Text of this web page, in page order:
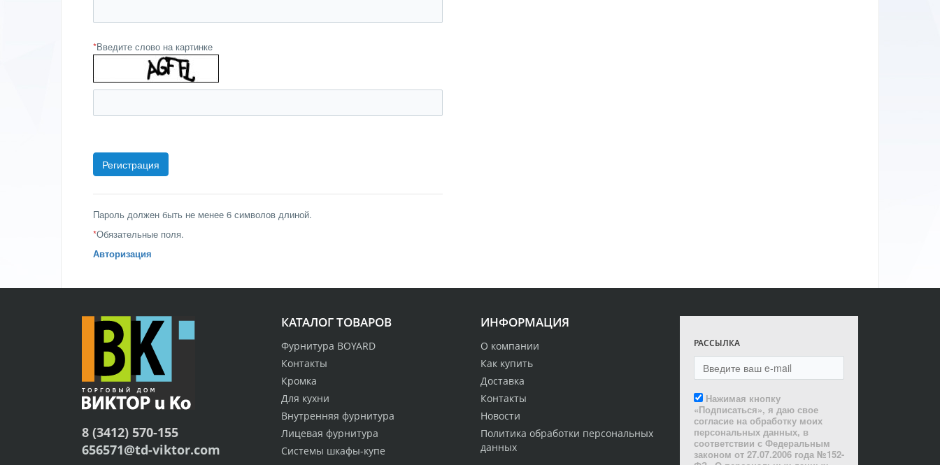
*Введите слово на картинке
Пароль должен быть не менее 6 символов длиной.
*Обязательные поля.
Авторизация
ИНФОРМАЦИЯ
О компании
Как купить
Доставка
Контакты
Новости
Политика обработки персональных
данных
КАТАЛОГ ТОВАРОВ
Фурнитура BOYARD
Контакты
Кромка
Для кухни
Внутренняя фурнитура
Лицевая фурнитура
Системы шкафы-купе
РАССЫЛКА
Нажимая кнопку
«Подписаться», я даю свое
согласие на обработку моих
персональных данных, в
соответствии с Федеральным
законом от 27.07.2006 года №152-
8 (3412) 570-155
656571@td-viktor.com